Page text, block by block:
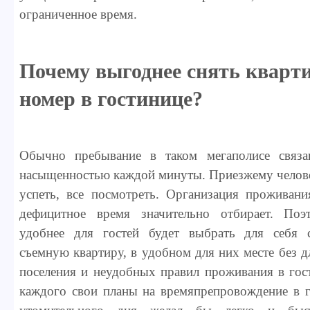
ограниченное время.
Почему выгоднее снять
номер в гостинице?
Обычно пребывание в таком мегаполисе
насыщенностью каждой минуты. Приезжему
успеть, все посмотреть. Организация
дефицитное время значительно отбирает.
удобнее для гостей будет выбрать для
съемную квартиру, в удобном для них месте без
поселения и неудобных правил проживания в
каждого свои планы на времяпрепровождение в